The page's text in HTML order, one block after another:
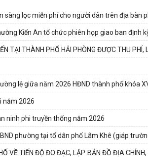
sàng lọc miễn phí cho người dân trên địa bàn
Kiến An tổ chức phiên họp giao ban định
TẠI THÀNH PHỐ HẢI PHÒNG ĐƯỢC THU PHÍ,
lệ giữa năm 2026 HĐND thành phố khóa
năm 2026
ninh phi truyền thống năm 2026
phường tại tổ dân phố Lãm Khê (giáp
VỀ TIẾN ĐỘ ĐO ĐẠC, LẬP BẢN ĐỒ ĐỊA